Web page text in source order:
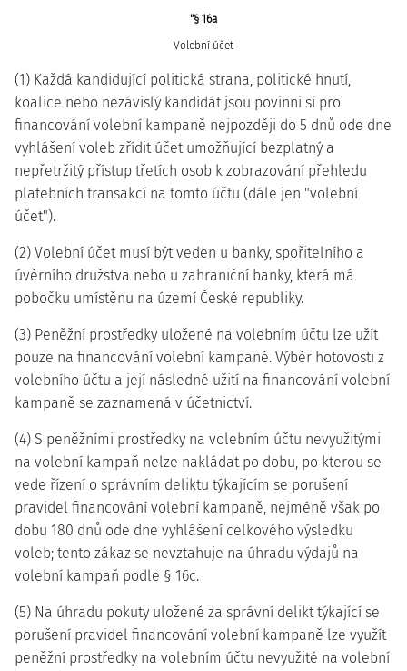
"§ 16a
Volební účet
(1) Každá kandidující politická strana, politické hnutí,
koalice nebo nezávislý kandidát jsou povinni si pro
financování volební kampaně nejpozději do 5 dnů ode dne
vyhlášení voleb zřídit účet umožňující bezplatný a
nepřetržitý přístup třetích osob k zobrazování přehledu
platebních transakcí na tomto účtu (dále jen "volební
účet").
(2) Volební účet musí být veden u banky, spořitelního a
úvěrního družstva nebo u zahraniční banky, která má
pobočku umístěnu na území České republiky.
(3) Peněžní prostředky uložené na volebním účtu lze užít
pouze na financování volební kampaně. Výběr hotovosti z
volebního účtu a její následné užití na financování volební
kampaně se zaznamená v účetnictví.
(4) S peněžními prostředky na volebním účtu nevyužitými
na volební kampaň nelze nakládat po dobu, po kterou se
vede řízení o správním deliktu týkajícím se porušení
pravidel financování volební kampaně, nejméně však po
dobu 180 dnů ode dne vyhlášení celkového výsledku
voleb; tento zákaz se nevztahuje na úhradu výdajů na
volební kampaň podle § 16c.
(5) Na úhradu pokuty uložené za správní delikt týkající se
porušení pravidel financování volební kampaně lze využít
peněžní prostředky na volebním účtu nevyužité na volební